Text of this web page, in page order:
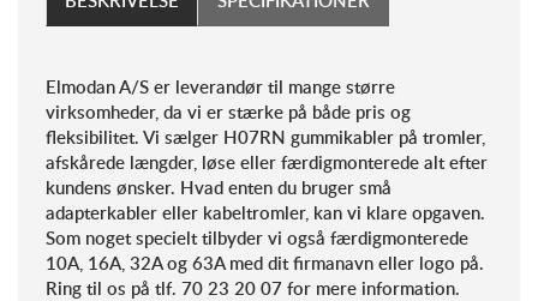
Elmodan A/S er leverandør til mange større
virksomheder, da vi er stærke på både pris og
fleksibilitet. Vi sælger H07RN gummikabler på tromler,
afskårede længder, løse eller færdigmonterede alt efter
kundens ønsker. Hvad enten du bruger små
adapterkabler eller kabeltromler, kan vi klare opgaven.
Som noget specielt tilbyder vi også færdigmonterede
10A, 16A, 32A og 63A med dit firmanavn eller logo på.
Ring til os på tlf. 70 23 20 07 for mere information.